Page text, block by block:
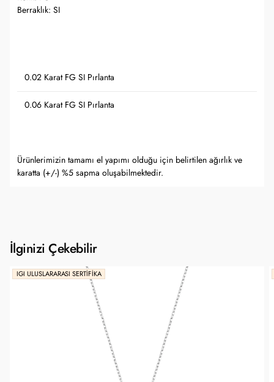
Berraklık: SI
0.02 Karat FG SI Pırlanta
0.06 Karat FG SI Pırlanta
Ürünlerimizin tamamı el yapımı olduğu için belirtilen ağırlık ve
karatta (+/-) %5 sapma oluşabilmektedir.
İlginizi Çekebilir
IGI ULUSLARARASI SERTIFIKA